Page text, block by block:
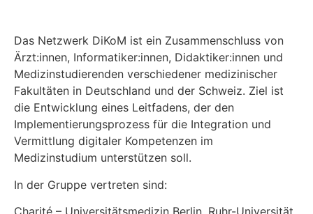
Das Netzwerk DiKoM ist ein Zusammenschluss von
Ärzt:innen, Informatiker:innen, Didaktiker:innen und
Medizinstudierenden verschiedener medizinischer
Fakultäten in Deutschland und der Schweiz. Ziel ist
die Entwicklung eines Leitfadens, der den
Implementierungsprozess für die Integration und
Vermittlung digitaler Kompetenzen im
Medizinstudium unterstützen soll.
In der Gruppe vertreten sind: